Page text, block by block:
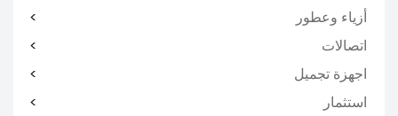
أزياء وعطور
اتصالات
اجهزة تجميل
استثمار